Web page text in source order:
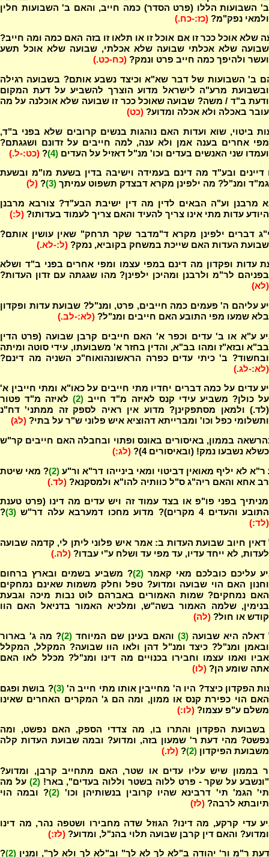
ב' השבועות הללו (פרט הסדר) כמה חייב, והאם ב' השבועות חלין
ולמאי נפק"מ? (כז:-כח.)
שלא אוכל ככר זו אם אוכל זו או תלאו זו בזה האם כמה ומה חייב?
שבועה שלא אכלתי שבועה שלא אכלתי, שבועה שלא אוכל תשע
ועשר ולהיפך כמה חייב פרט ונמק? (כח-כט.)
ב' השבועות של דבר שא"א וכיצד נשבע אותם? בשבועה רגילה
ובשבועת מרע"ה לישראל מדוע הוצרך להשביע על דעת המקום
ודעת ב"ד / משה? שבועה שאוכל ככר זו שבועה שלא אוכלנה על מה
עובר באכלה ולא אכלה ומדוע? (כט)
ביטוי, שוא ועדות האם נוהגות בנשים קרובים שלא בפני ב"ד,
מפי אחרים בענה אמן ולא ענה, למה חייבים על זדונם ושגגתם?
ועמדו שני האנשים בעדים וכו' מנ"ל דאזיל על העדים (4)
? (כט:-ל.)
דיינים ובע"ד מה דינם בעמידה וישיבה בדין בשעת מו"מ ובשעת
גמ"ד ומנ"ל? מה ילפינן מקרא דבצדק תשפוט עמיתך (3)
? (ל)
מרבנן וע"ה הבאים לדין מה דין ישיבת הבע"ד? צורבא מרבנן
היודע עדות מתי אינו צריך להעיד והאם צריך לעמוד בעדותו? (ל:)
דברים ילפינן מקרא ד"מדבר שקר תרחק" שאין עושין אותם?
שבועת העדות האם שייכת במשחק בקוביא, נמק? (ל:-לא.)
עדות ופקדון מה דינם במפי עצמו ומפי אחרים בפני ב"ד ושלא
בפניהם לר"מ ולרבנן ומהיכן ילפינן? מהו שגגתה עם זדון העדות?
(לא)
עליהם ה' פעמים כמה חייבים, פרט, ומנ"ל? שבועת עדות ופקדון
בלא שמעו מפי התובע האם חייבים ומנ"ל? (לא:-לב.)
ע"א או ב' עדים וכפר א' האם חייבים קרבן שבועה (פרט הדין
בב"א ובזא"ז ומהו בב"א, והדין בחזר א' משבועתו, עידי סוטה ומיתה
ובחשוד? ב' כיתי עדים כפרה הראשונהואוח"כ השניה מה דינם?
(לא:-לג.)
עדים על כמה דברים יחדיו מתי חייבים על כאו"א ומתי חייבין א'
על כולן? משביע עידי קנס לאיזה מ"ד חייב (2)
לאיזה מ"ד פטור
(לד.) ולמאן מסתפקינן? מדוע אין ראיה לספק זה ממתני' דח"נ
ותשלומי כפל וכו' ומברייתא דהוציא איש פלוני ש"ר על בתי? (לג)
בממון, באיסורים באונס ופתוי ובחבלה האם חייבים קר"ש
כשלא נשבעו נמק! (ובאיסורים 4)?
(לג:)
ר"א לא יליף מאואין דביטוי ומאי בינייהו דר"א ור"ע (2)
? מאי שיטת
רב אחא והאם ריה"ג ס"ל כוותיה להו"א ולמסקנא? (לד.)
בפני פו"פ או בצד עמוד זה ויש עדים מה דינו (פרט טענת
התובע והעדים 4 מקרים)? מדוע מחכו דמערבא עלה דר"ש
(3)
?
(לד:)
דאין חיוב שבועת העדות ב: אמר איש פלוני ליתן לי, קדמה שבועה
לעדות, לא ייחד עדיו, עד מפי עד ושלח ע"י עבדו? (לה.)
עליכם כובלכם מאי קאמר (2)
? משביע בשמים ובארץ ברחום
וחנון האם הוי שבועה ומדוע? טפל וחלק משמות שאינם נמחקים
האם נמחקים? שמות האמורים באברהם לוט נבות מיכה וגבעת
בנימין, שלמה האמור בשה"ש, ומלכיא האמור בדניאל האם הוו
קודש או חול? (לה)
דאלה היא שבועה(3) והאם בעינן שם המיוחד (2)
? מה ג' בארור
ובאמן ומנ"ל? כיצד ומנ"ל דהן ולאו הוו שבועה? המקלל, המקלל
אביו ואמו עצמו וחבירו בכנויים מה דינו ומנ"ל? מכלל לאו האם
אתה שומע הן? (לו)
הפקדון כיצד? היו ה' מחייבין אותו מתי חייב ה'(3)
? בושת ופגם
האם הוי כפירת קנס או ממון, ומה הם ג' המקרים האחרים שאינו
משלם ע"פ עצמו? (לו:)
בשבועת הפקדון והתרו בו, מה צדדי הספק, האם נפשט, ומה
נפשט? מהי דעת ר' שמעון בזה, ומדוע? ובמה שבועת העדות קלה
משבועת הפיקדון (2)
? (לז.)
בממון שיש עליו עדים או שטר, האם מתחייב קרבן, ומדוע?
"ונשבע על שקר - פרט ללוה בשטר וללוה בעדים", באר!(2)
על מה
תי' הגמ' תי' דרבינא שהיו קרובין בנשותיהן וכו' (2)
? ובמה הוי
תיובתא לרבה? (לז)
עדי קרקע, מה דינו? הגוזל שדה מחבירו ושטפה נהר, מה דינו
ומדוע? והאם דין קרבן שבועה תלוי בהנ"ל, ומדוע? (לז:)
ר"מ ור' יהודה ב"לא לך לא לך" וב"לא לך ולא לך", ומנין (2)
?